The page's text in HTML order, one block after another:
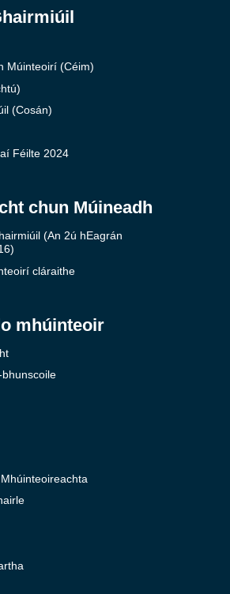
Múinteoirí (Céim)
(Cosán)
Féilte 2024
chun Múineadh
(An 2ú hEagrán
cláraithe
mhúinteoir